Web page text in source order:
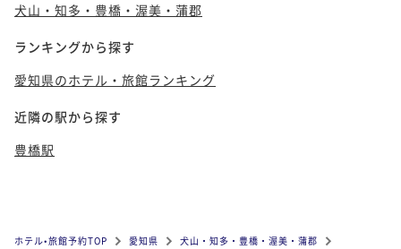
犬山・知多・豊橋・渥美・蒲郡
ランキングから探す
愛知県のホテル・旅館ランキング
近隣の駅から探す
豊橋駅
ホテル•旅館予約TOP 愛知県
犬山・知多・豊橋・渥美・蒲郡